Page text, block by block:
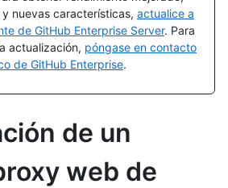
nuevas características, actualice a
de GitHub Enterprise Server. Para
actualización, póngase en contacto
de GitHub Enterprise.
de un
web de